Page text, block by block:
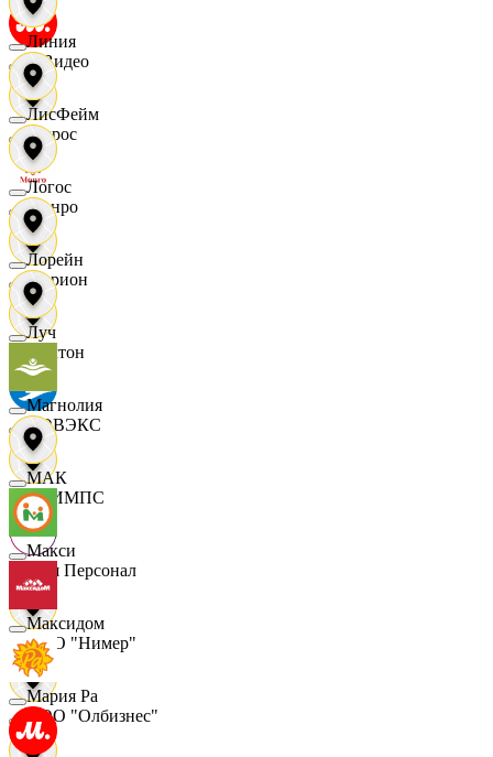
МВидео
Мирос
Монро
Морион
Мултон
НОВЭКС
ОЛИМПС
Ваш Персонал
ООО "Нимер"
ООО "Олбизнес"
Линия
ЛисФейм
Логос
Лорейн
Луч
Магнолия
МАК
Макси
Максидом
Мария Ра